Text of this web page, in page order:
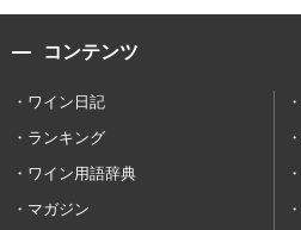
コンテンツ
ワイン日記
ランキング
ワイン用語辞典
マガジン